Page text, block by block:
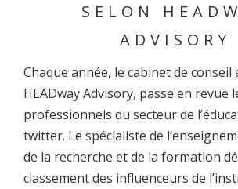
SELON
ADVISORY
Chaque année, le cabinet de conseil
HEADway Advisory, passe en revue
professionnels du secteur de
twitter. Le spécialiste de
de la recherche et de la formation
classement des influenceurs de